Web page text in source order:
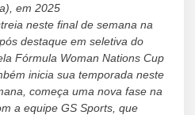
em 2025
neste final de semana na
destaque em seletiva do
Fórmula Woman Nations Cup
inicia sua temporada neste
começa uma nova fase na
a equipe GS Sports, que